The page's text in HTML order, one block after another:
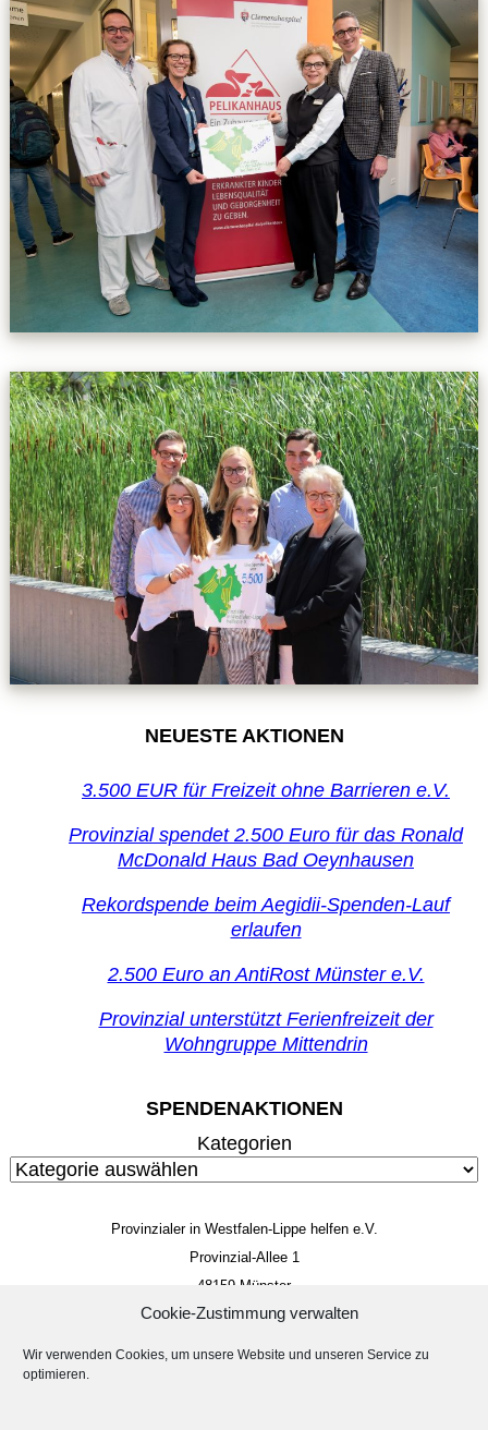
Cookie-Zustimmung verwalten
Wir verwenden Cookies, um unsere Website und unseren Service zu
optimieren.
NEUESTE AKTIONEN
3.500 EUR für Freizeit ohne Barrieren e.V.
Provinzial spendet 2.500 Euro für das Ronald
McDonald Haus Bad Oeynhausen
Rekordspende beim Aegidii-Spenden-Lauf
erlaufen
2.500 Euro an AntiRost Münster e.V.
Provinzial unterstützt Ferienfreizeit der
Wohngruppe Mittendrin
SPENDENAKTIONEN
Kategorien
Provinzialer in Westfalen-Lippe helfen e.V.
Provinzial-Allee 1
48159 Münster
Mitglieds- und Spendenkonto